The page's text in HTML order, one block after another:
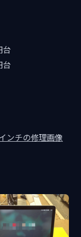
台
台
ンチの修理画像